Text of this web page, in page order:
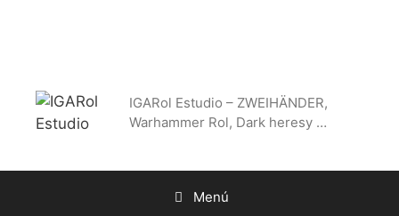
IGARol Estudio – ZWEIHÄNDER,
Warhammer Rol, Dark heresy …
Menú